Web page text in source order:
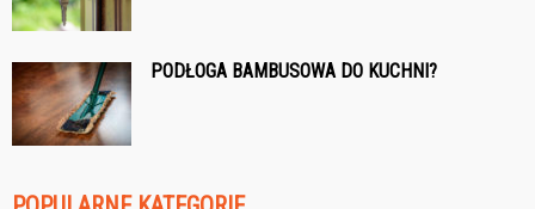
PODŁOGA BAMBUSOWA DO KUCHNI?